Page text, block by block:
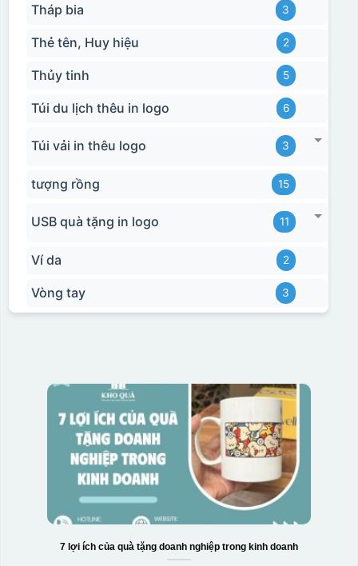
Tháp bia 3
Thẻ tên, Huy hiệu 2
Thủy tinh 5
Túi du lịch thêu in logo 6
Túi vải in thêu logo 3
tượng rồng 15
USB quà tặng in logo 11
Ví da 2
Vòng tay 3
7 lợi ích của quà tặng doanh nghiệp trong kinh doanh